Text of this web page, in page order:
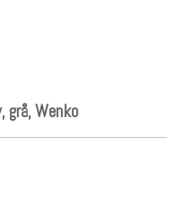
grå, Wenko